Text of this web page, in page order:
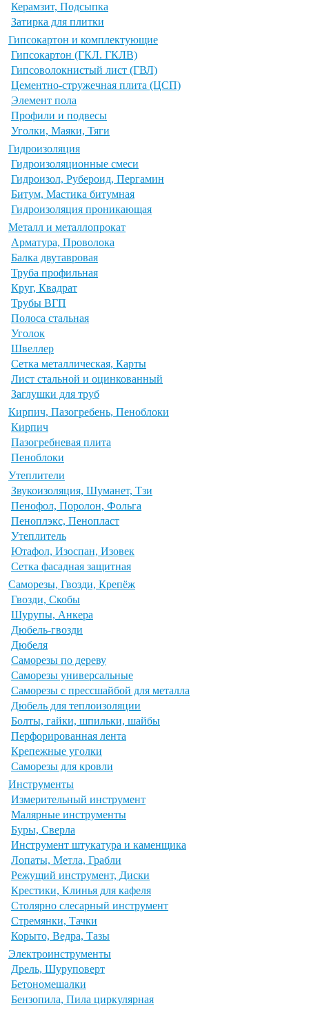
Керамзит, Подсыпка
Затирка для плитки
Гипсокартон и комплектующие
Гипсокартон (ГКЛ. ГКЛВ)
Гипсоволокнистый лист (ГВЛ)
Цементно-стружечная плита (ЦСП)
Элемент пола
Профили и подвесы
Уголки, Маяки, Тяги
Гидроизоляция
Гидроизоляционные смеси
Гидроизол, Рубероид, Пергамин
Битум, Мастика битумная
Гидроизоляция проникающая
Металл и металлопрокат
Арматура, Проволока
Балка двутавровая
Труба профильная
Круг, Квадрат
Трубы ВГП
Полоса стальная
Уголок
Швеллер
Сетка металлическая, Карты
Лист стальной и оцинкованный
Заглушки для труб
Кирпич, Пазогребень, Пеноблоки
Кирпич
Пазогребневая плита
Пеноблоки
Утеплители
Звукоизоляция, Шуманет, Тзи
Пенофол, Поролон, Фольга
Пеноплэкс, Пенопласт
Утеплитель
Ютафол, Изоспан, Изовек
Сетка фасадная защитная
Саморезы, Гвозди, Крепёж
Гвозди, Скобы
Шурупы, Анкера
Дюбель-гвозди
Дюбеля
Саморезы по дереву
Саморезы универсальные
Саморезы с прессшайбой для металла
Дюбель для теплоизоляции
Болты, гайки, шпильки, шайбы
Перфорированная лента
Крепежные уголки
Саморезы для кровли
Инструменты
Измерительный инструмент
Малярные инструменты
Буры, Сверла
Инструмент штукатура и каменщика
Лопаты, Метла, Грабли
Режущий инструмент, Диски
Крестики, Клинья для кафеля
Столярно слесарный инструмент
Стремянки, Тачки
Корыто, Ведра, Тазы
Электроинструменты
Дрель, Шуруповерт
Бетономешалки
Бензопила, Пила циркулярная